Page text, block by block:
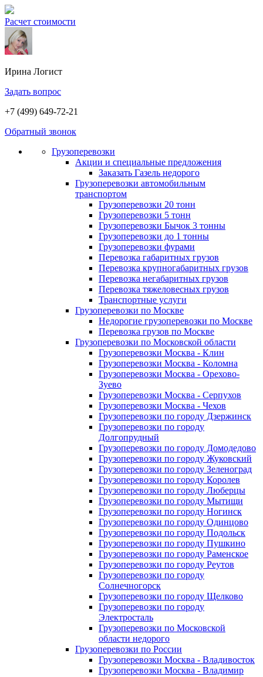
Расчет стоимости
Ирина Логист
Задать вопрос
+7 (499) 649-72-21
Обратный звонок
Грузоперевозки
Акции и специальные предложения
Заказать Газель недорого
Грузоперевозки автомобильным
транспортом
Грузоперевозки 20 тонн
Грузоперевозки 5 тонн
Грузоперевозки Бычок 3 тонны
Грузоперевозки до 1 тонны
Грузоперевозки фурами
Перевозка габаритных грузов
Перевозка крупногабаритных грузов
Перевозка негабаритных грузов
Перевозка тяжеловесных грузов
Транспортные услуги
Грузоперевозки по Москве
Недорогие грузоперевозки по Москве
Перевозка грузов по Москве
Грузоперевозки по Московской области
Грузоперевозки Москва - Клин
Грузоперевозки Москва - Коломна
Грузоперевозки Москва - Орехово-
Зуево
Грузоперевозки Москва - Серпухов
Грузоперевозки Москва - Чехов
Грузоперевозки по городу Дзержинск
Грузоперевозки по городу
Долгопрудный
Грузоперевозки по городу Домодедово
Грузоперевозки по городу Жуковский
Грузоперевозки по городу Зеленоград
Грузоперевозки по городу Королев
Грузоперевозки по городу Люберцы
Грузоперевозки по городу Мытищи
Грузоперевозки по городу Ногинск
Грузоперевозки по городу Одинцово
Грузоперевозки по городу Подольск
Грузоперевозки по городу Пушкино
Грузоперевозки по городу Раменское
Грузоперевозки по городу Реутов
Грузоперевозки по городу
Солнечногорск
Грузоперевозки по городу Щелково
Грузоперевозки по городу
Электросталь
Грузоперевозки по Московской
области недорого
Грузоперевозки по России
Грузоперевозки Москва - Владивосток
Грузоперевозки Москва - Владимир